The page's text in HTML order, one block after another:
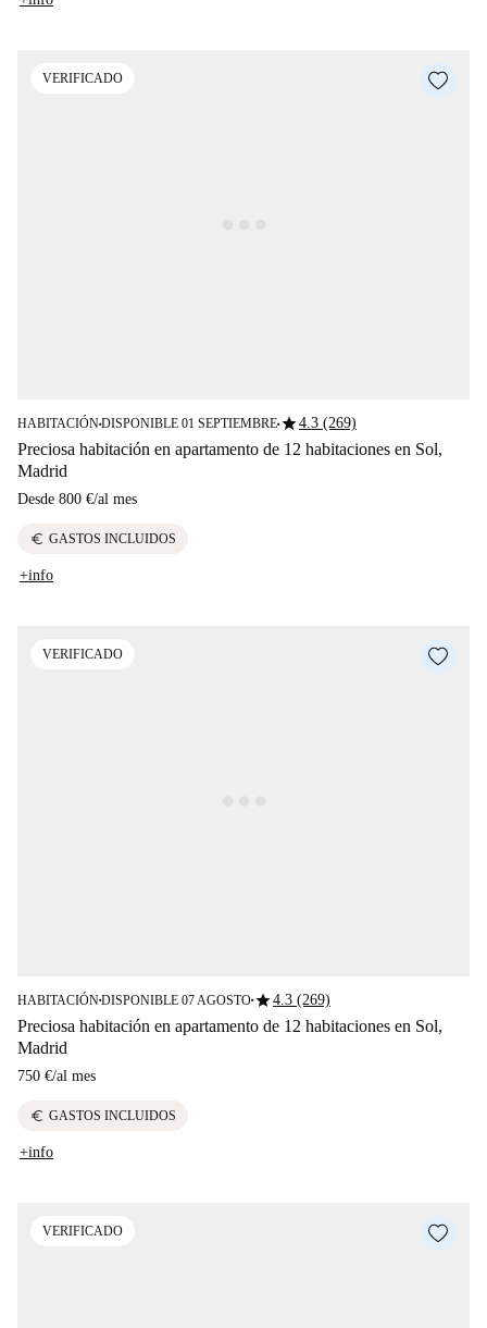
VERIFICADO
HABITACIÓN■DISPONIBLE 01 SEPTIEMBRE■star4.3 (269)
Preciosa habitación en apartamento de 12 habitaciones en Sol,
Madrid
Desde 800 €/al mes
euro GASTOS INCLUIDOS
+info
VERIFICADO
HABITACIÓN■DISPONIBLE 07 AGOSTO■star4.3 (269)
Preciosa habitación en apartamento de 12 habitaciones en Sol,
Madrid
750 €/al mes
euro GASTOS INCLUIDOS
+info
VERIFICADO